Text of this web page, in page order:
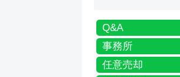
Q&A
事務所
任意売却